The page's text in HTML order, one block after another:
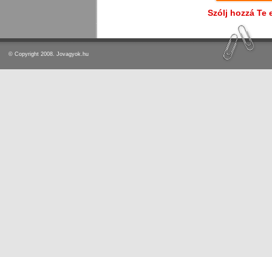
Szólj hozzá Te
© Copyright 2008. Jovagyok.hu